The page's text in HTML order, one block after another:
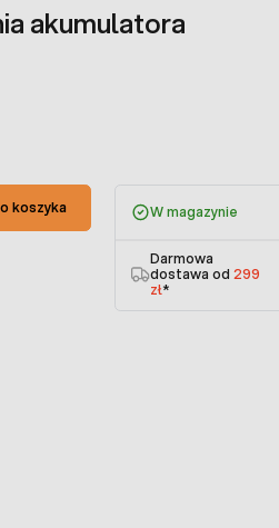
akumulatora
koszyka W magazynie
Darmowa
dostawa od 299
zł*